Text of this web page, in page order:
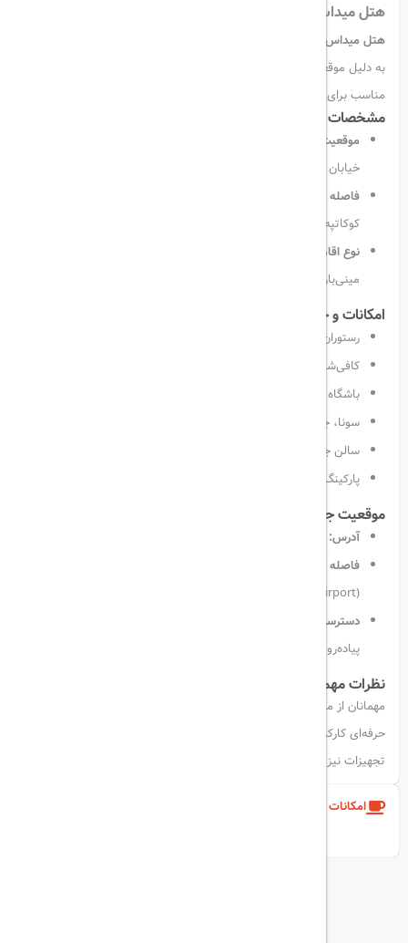
هتل میداس آنکارا | Midas Hotel Ankara
هتل میداس
به دلیل موقعیت مکانی عالی، امکانات رفاهی کامل و محیطی آرام، انتخابی
مناسب برای سفرهای کاری و تفریحی محسوب می‌شود.
مشخصات کلی هتل
موقعیت مکانی:
خیابان پررفت‌وآمد تونالی حلمی و سفارت‌خانه‌های متعدد
فاصله تا مراکز مهم:
کوکاتپه، مراکز خرید و جاذبه‌های فرهنگی
نوع اقامت:
مینی‌بار، تلویزیون صفحه‌تخت، اینترنت رایگان و میز کار
امکانات و خدمات
رستوران با منوی متنوع غذاهای ترکی و بین‌المللی
کافی‌شاپ با فضای دلنشین داخلی و بیرونی
باشگاه ورزشی با تجهیزات کامل
سونا، جکوزی و خدمات ماساژ برای آرامش مهمانان
سالن جلسات و مرکز تجاری برای مسافران کاری
پارکینگ رایگان و پذیرش ۲۴ ساعته
موقعیت جغرافیایی
آدرس:
فاصله تا فرودگاه:
(Esenboğa Airport)
دسترسی به حمل و نقل عمومی:
پیاده‌روی قرار دارد
نظرات مهمانان
مهمانان از موقعیت مکانی مرکزی، تمیزی اتاق‌ها، کیفیت صبحانه و برخورد
حرفه‌ای کارکنان رضایت داشته‌اند. برخی نظرات به نیاز به به‌روزرسانی
تجهیزات نیز اشاره داشته‌اند.
امکانات و خدمات هتل